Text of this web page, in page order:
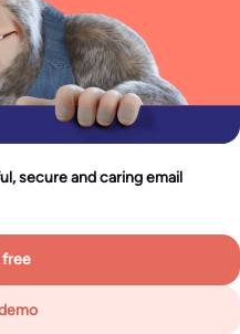
secure and caring email
free